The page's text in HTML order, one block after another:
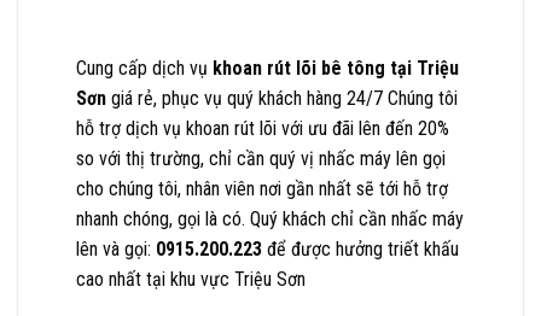
Cung cấp dịch vụ khoan rút lõi bê tông tại Triệu
Sơn giá rẻ, phục vụ quý khách hàng 24/7 Chúng tôi
hỗ trợ dịch vụ khoan rút lõi với ưu đãi lên đến 20%
so với thị trường, chỉ cần quý vị nhấc máy lên gọi
cho chúng tôi, nhân viên nơi gần nhất sẽ tới hỗ trợ
nhanh chóng, gọi là có. Quý khách chỉ cần nhấc máy
lên và gọi: 0915.200.223 để được hưởng triết khấu
cao nhất tại khu vực Triệu Sơn